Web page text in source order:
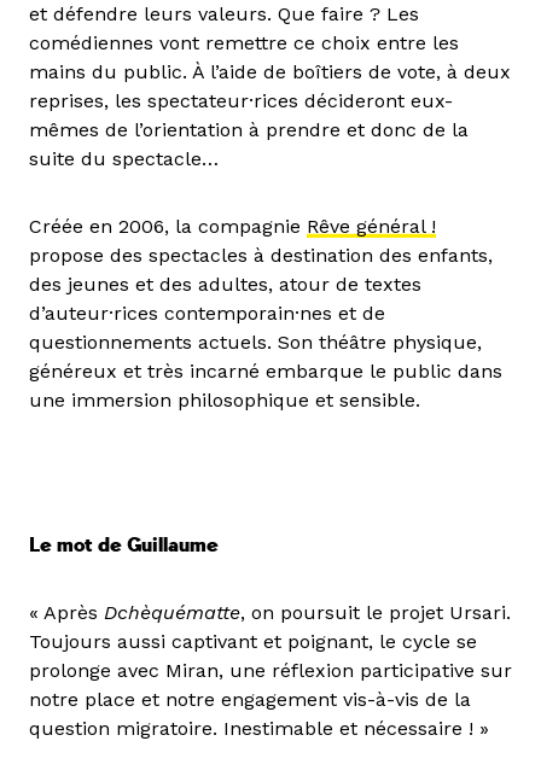
et défendre leurs valeurs. Que faire ? Les
comédiennes vont remettre ce choix entre les
mains du public. À l’aide de boîtiers de vote, à deux
reprises, les spectateur·rices décideront eux-
mêmes de l’orientation à prendre et donc de la
suite du spectacle…
Créée en 2006, la compagnie Rêve général !
propose des spectacles à destination des enfants,
des jeunes et des adultes, atour de textes
d’auteur·rices contemporain·nes et de
questionnements actuels. Son théâtre physique,
généreux et très incarné embarque le public dans
une immersion philosophique et sensible.
Le mot de Guillaume
« Après Dchèquématte, on poursuit le projet Ursari.
Toujours aussi captivant et poignant, le cycle se
prolonge avec Miran, une réflexion participative sur
notre place et notre engagement vis-à-vis de la
question migratoire. Inestimable et nécessaire ! »